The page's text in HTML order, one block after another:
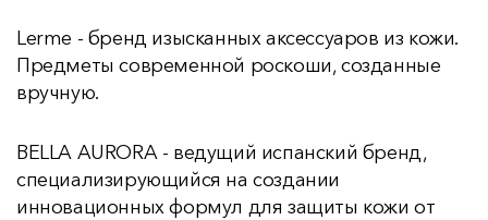
Lerme - бренд изысканных аксессуаров из кожи.
Предметы современной роскоши, созданные
вручную.
BELLA AURORA - ведущий испанский бренд,
специализирующийся на создании
инновационных формул для защиты кожи от